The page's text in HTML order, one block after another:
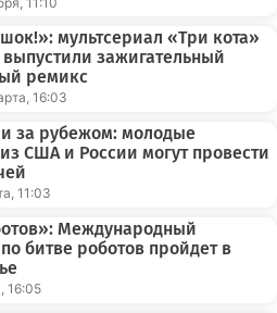
мультсериал «Три кота»
выпустили зажигательный
ремикс
16:03
за рубежом: молодые
США и России могут провести
11:03
Международный
битве роботов пройдет в
16:05